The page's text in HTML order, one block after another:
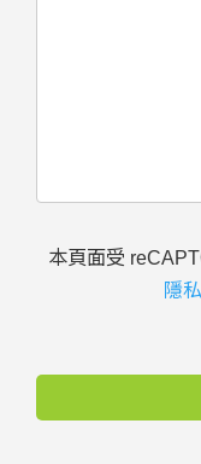
本頁面受
隱